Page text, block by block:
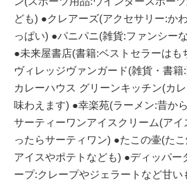
ども) ●クレアーズ(アクセサリー:か
っぱい) ●パニパニ(雑貨:ファンシー
●未来屋書店(書籍:ベストセラーはも
ヴィレッジヴァンガード(雑貨・書
カレーハウス グリーンキッチン(カ
味わえます) ●幸楽苑(ラーメン:昔か
サーティーワンアイスクリーム(ア
ったらサーティワン) ●たこの壷(た
アイスやポテトなども) ●ディッパー
ープ:クレープやジェラートなど甘